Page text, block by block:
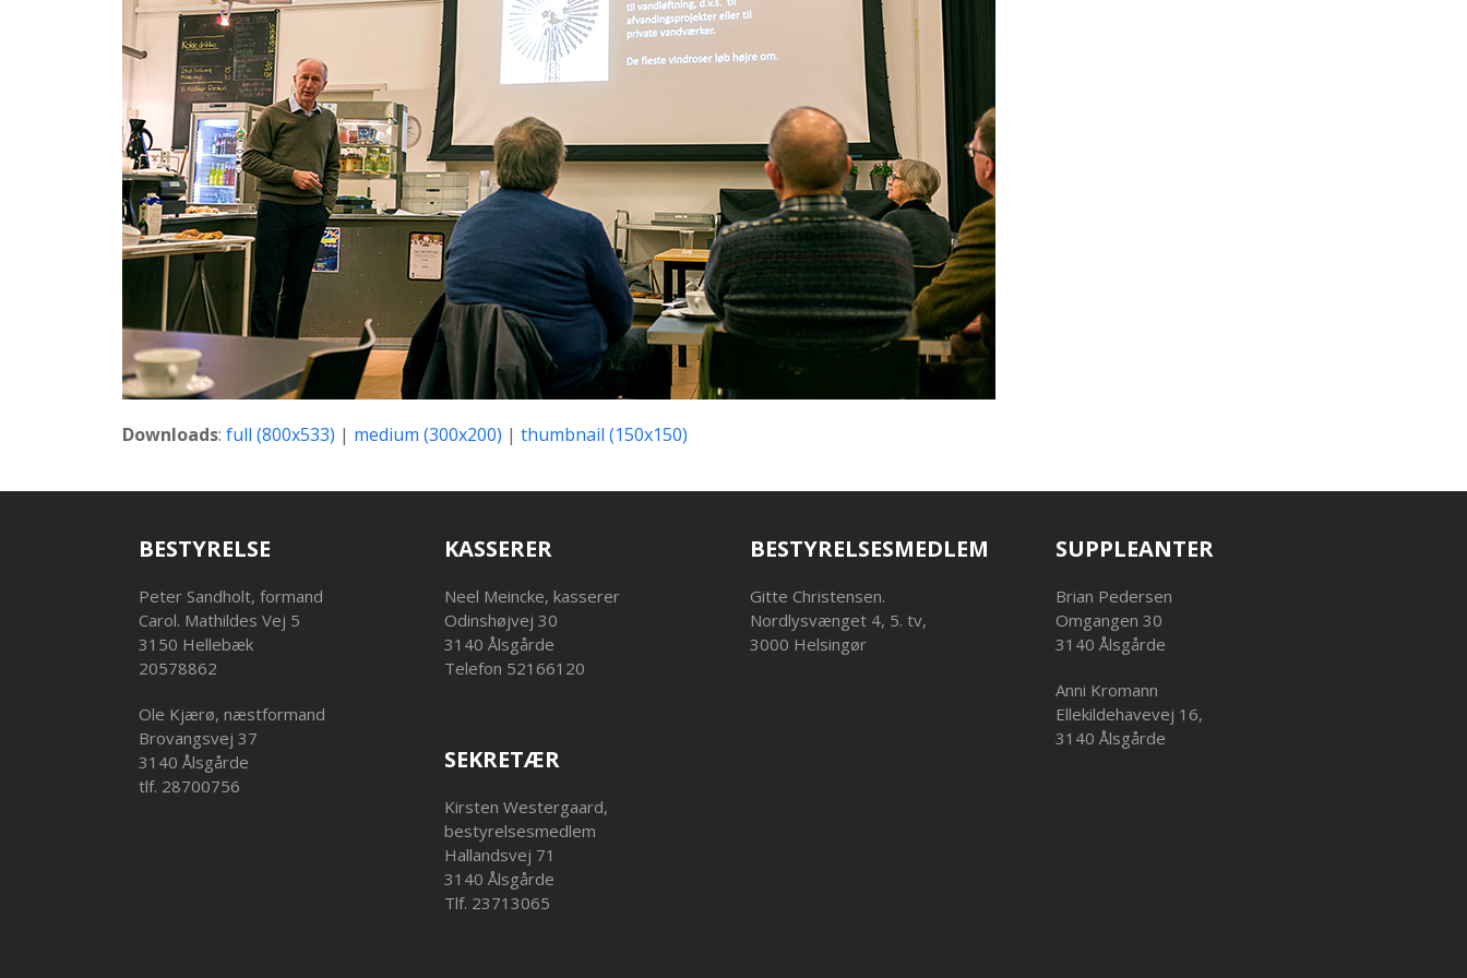
Downloads: full (800x533) | medium (300x200) | thumbnail (150x150)
BESTYRELSE
Peter Sandholt, formand
Carol. Mathildes Vej 5
3150 Hellebæk
20578862
Ole Kjærø, næstformand
Brovangsvej 37
3140 Ålsgårde
tlf. 28700756
KASSERER
Neel Meincke, kasserer
Odinshøjvej 30
3140 Ålsgårde
Telefon 52166120
SEKRETÆR
Kirsten Westergaard,
bestyrelsesmedlem
Hallandsvej 71
3140 Ålsgårde
Tlf. 23713065
BESTYRELSESMEDLEM
Gitte Christensen.
Nordlysvænget 4, 5. tv,
3000 Helsingør
SUPPLEANTER
Brian Pedersen
Omgangen 30
3140 Ålsgårde
Anni Kromann
Ellekildehavevej 16,
3140 Ålsgårde